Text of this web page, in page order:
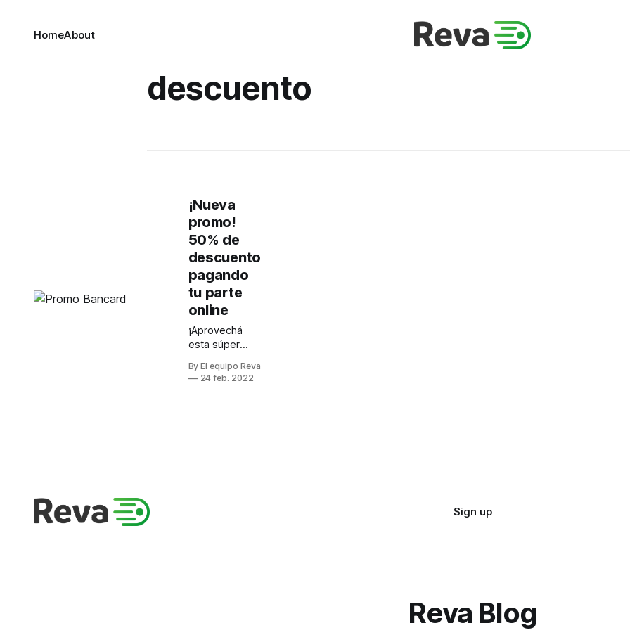
HomeAbout
descuento
¡Nueva
promo!
50% de
descuento
pagando
tu parte
online
¡Aprovechá
esta súper
tiempo
By El equipo Reva
24 feb. 2022
Sign up
Reva Blog